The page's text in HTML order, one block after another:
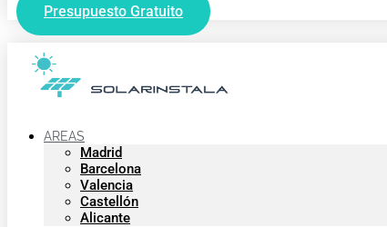
Presupuesto Gratuito
AREAS
Madrid
Barcelona
Valencia
Castellón
Alicante